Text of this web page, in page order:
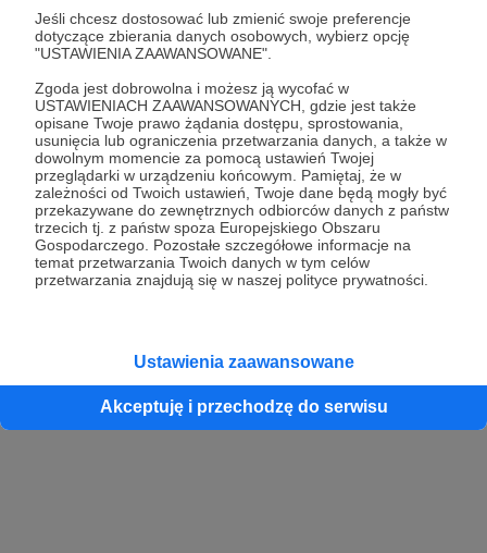
Jeśli chcesz dostosować lub zmienić swoje preferencje
dotyczące zbierania danych osobowych, wybierz opcję
"USTAWIENIA ZAAWANSOWANE".
Zgoda jest dobrowolna i możesz ją wycofać w
USTAWIENIACH ZAAWANSOWANYCH, gdzie jest także
opisane Twoje prawo żądania dostępu, sprostowania,
usunięcia lub ograniczenia przetwarzania danych, a także w
dowolnym momencie za pomocą ustawień Twojej
przeglądarki w urządzeniu końcowym. Pamiętaj, że w
zależności od Twoich ustawień, Twoje dane będą mogły być
przekazywane do zewnętrznych odbiorców danych z państw
trzecich tj. z państw spoza Europejskiego Obszaru
Gospodarczego. Pozostałe szczegółowe informacje na
temat przetwarzania Twoich danych w tym celów
przetwarzania znajdują się w naszej polityce prywatności.
Ustawienia zaawansowane
Akceptuję i przechodzę do serwisu
lub
Kontynuuj z Google
Kontynuuj z Facebook
Kontynuuj z Apple
konta przez osobę niepełnoletnią” dostępny w regulaminie Patronite.pl